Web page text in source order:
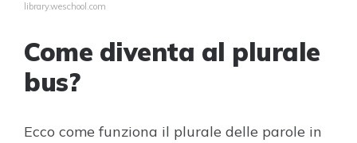
library.weschool.com
Come diventa al plurale
bus?
Ecco come funziona il plurale delle parole in